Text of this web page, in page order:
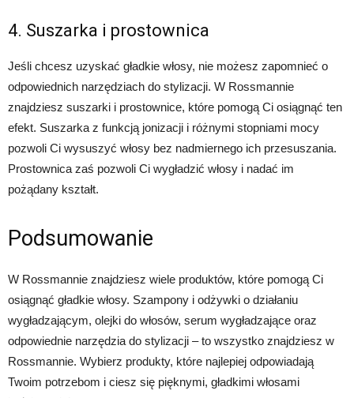
4. Suszarka i prostownica
Jeśli chcesz uzyskać gładkie włosy, nie możesz zapomnieć o
odpowiednich narzędziach do stylizacji. W Rossmannie
znajdziesz suszarki i prostownice, które pomogą Ci osiągnąć ten
efekt. Suszarka z funkcją jonizacji i różnymi stopniami mocy
pozwoli Ci wysuszyć włosy bez nadmiernego ich przesuszania.
Prostownica zaś pozwoli Ci wygładzić włosy i nadać im
pożądany kształt.
Podsumowanie
W Rossmannie znajdziesz wiele produktów, które pomogą Ci
osiągnąć gładkie włosy. Szampony i odżywki o działaniu
wygładzającym, olejki do włosów, serum wygładzające oraz
odpowiednie narzędzia do stylizacji – to wszystko znajdziesz w
Rossmannie. Wybierz produkty, które najlepiej odpowiadają
Twoim potrzebom i ciesz się pięknymi, gładkimi włosami